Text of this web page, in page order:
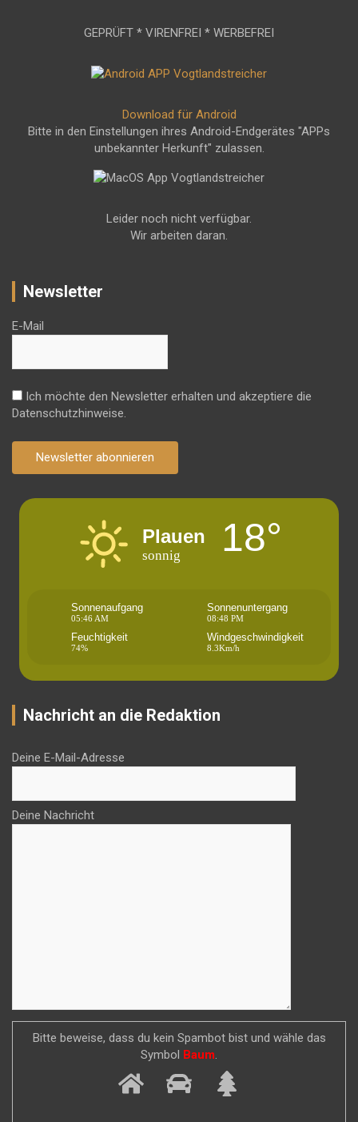
GEPRÜFT * VIRENFREI * WERBEFREI
Download für Android
Bitte in den Einstellungen ihres Android-Endgerätes "APPs
unbekannter Herkunft" zulassen.
Leider noch nicht verfügbar.
Wir arbeiten daran.
Newsletter
E-Mail
Ich möchte den Newsletter erhalten und akzeptiere die
Datenschutzhinweise.
Newsletter abonnieren
Plauen
sonnig 18°
Sonnenaufgang
05:46 AM
Sonnenuntergang
08:48 PM
Feuchtigkeit
74%
Windgeschwindigkeit
8.3Km/h
Nachricht an die Redaktion
Deine E-Mail-Adresse
Deine Nachricht
Bitte beweise, dass du kein Spambot bist und wähle das
Symbol
Baum.